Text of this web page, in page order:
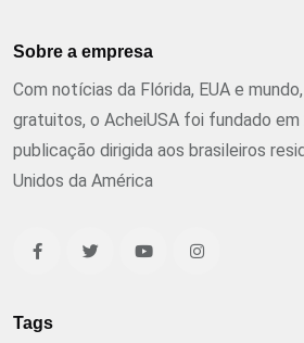
Sobre a empresa
Com notícias da Flórida, EUA e
gratuitos, o AcheiUSA foi fundado em
publicação dirigida aos brasileiros
Unidos da América
Tags